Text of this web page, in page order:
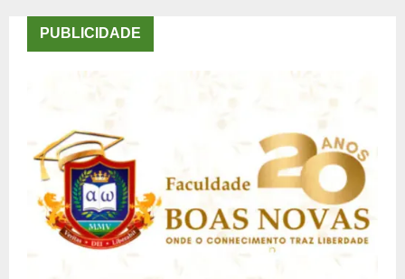
PUBLICIDADE